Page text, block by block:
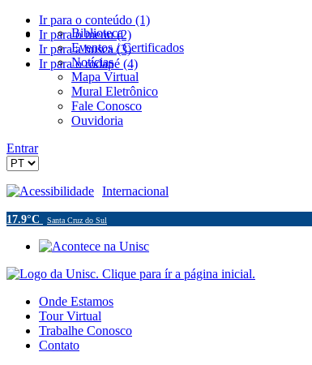
Ir para o conteúdo (1)
Ir para o menu (2)
Ir para a busca (3)
Ir para o rodapé (4)
Biblioteca
Eventos / Certificados
Notícias
Mapa Virtual
Mural Eletrônico
Fale Conosco
Ouvidoria
Entrar
Acessibilidade Internacional
17.9°C Santa Cruz do Sul
Onde Estamos
Tour Virtual
Trabalhe Conosco
Contato